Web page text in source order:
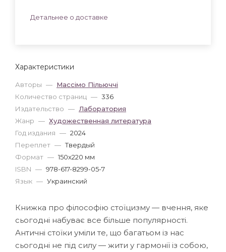
Характеристики
Авторы — Массімо Пільюччі
Количество страниц — 336
Издательство — Лаборатория
Жанр — Художественная литература
Год издания — 2024
Переплет — Твердый
Формат — 150x220 мм
ISBN — 978-617-8299-05-7
Язык — Украинский
Детальнее о доставке
Книжка про філософію стоїцизму — вчення, яке
сьогодні набуває все більше популярності.
Античні стоїки уміли те, що багатьом із нас
сьогодні не під силу — жити у гармонії із собою,